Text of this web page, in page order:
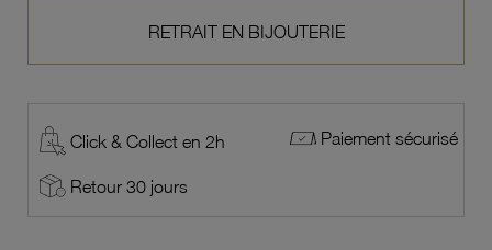
RETRAIT EN BIJOUTERIE
Click & Collect en 2h Paiement sécurisé
Retour 30 jours